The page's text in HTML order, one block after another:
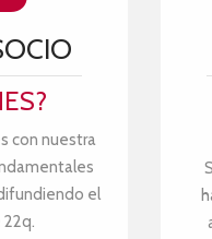
con nuestra
el